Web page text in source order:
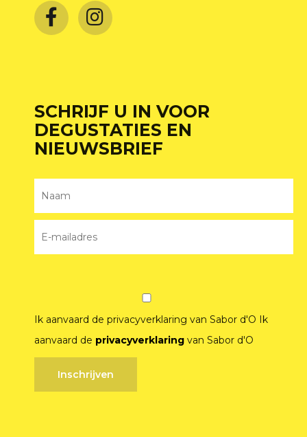
SCHRIJF U IN VOOR
DEGUSTATIES EN
NIEUWSBRIEF
Ik aanvaard de privacyverklaring van Sabor d'O
Ik
aanvaard de privacyverklaringvan Sabor d'O